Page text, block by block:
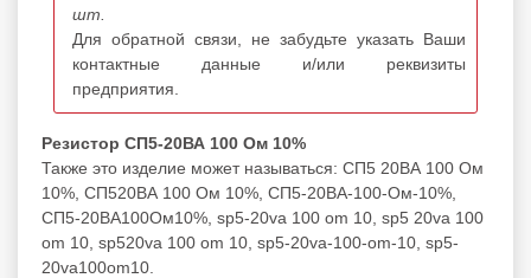
шт.
Для обратной связи, не забудьте указать Ваши
контактные данные и/или реквизиты
предприятия.
Резистор СП5-20ВА 100 Ом 10%
Также это изделие может называться: СП5 20ВА 100 Ом
10%, СП520ВА 100 Ом 10%, СП5-20ВА-100-Ом-10%,
СП5-20ВА100Ом10%, sp5-20va 100 om 10, sp5 20va 100
om 10, sp520va 100 om 10, sp5-20va-100-om-10, sp5-
20va100om10.